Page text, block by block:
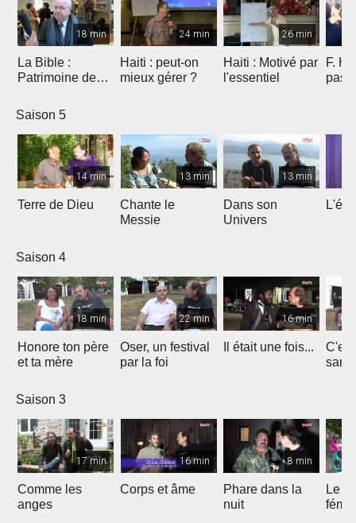
18 min
La Bible :
Patrimoine de
Marseille
24 min
Haiti : peut-on
mieux gérer ?
26 min
Haiti : Motivé par
l'essentiel
F.
pas
Saison 5
14 min
Terre de Dieu
13 min
Chante le
Messie
13 min
Dans son
Univers
Saison 4
18 min
Honore ton père
et ta mère
22 min
Oser, un festival
par la foi
16 min
Il était une fois...
Saison 3
17 min
Comme les
anges
16 min
Corps et âme
8 min
Phare dans la
nuit
Le